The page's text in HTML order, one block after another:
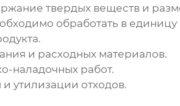
твердых веществ и
обработать в
и расходных материалов.
наладочных работ.
утилизации отходов.